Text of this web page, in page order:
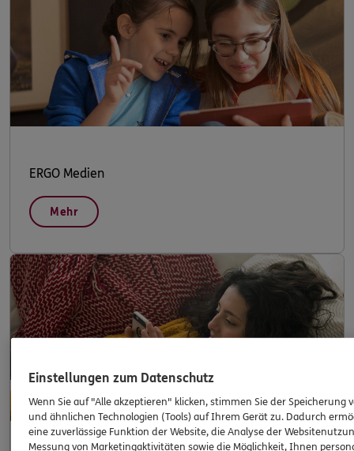
ERGO Medien
Mehr
Einstellungen zum Datenschutz
Wenn Sie auf "Alle akzeptieren" klicken, stimmen Sie der Speicherung
und ähnlichen Technologien (Tools) auf Ihrem Gerät zu. Dadurch
eine zuverlässige Funktion der Website, die Analyse der
Messung von Marketingaktivitäten sowie die Möglichkeit, Ihnen